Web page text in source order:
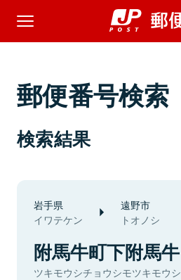
郵便番号検索
検索結果
岩手県
イワテケン
遠野市
トオノシ
附馬牛町下附馬牛
ツキモウシチョウシモツキモウシ